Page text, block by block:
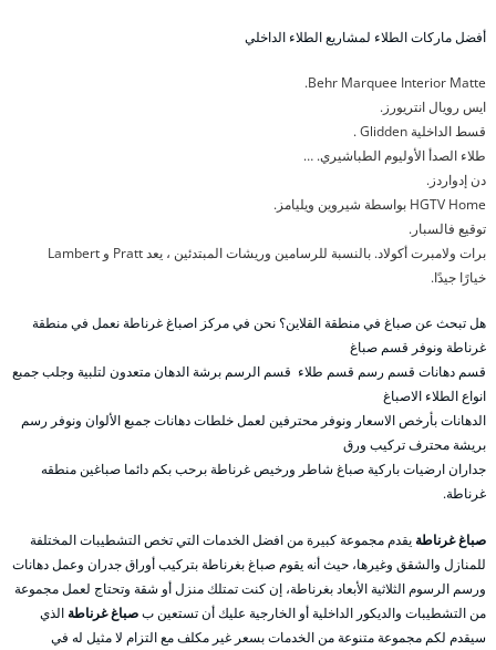
أفضل ماركات الطلاء لمشاريع الطلاء الداخلي
Behr Marquee Interior Matte.
ايس رويال انتريورز.
قسط الداخلية Glidden .
طلاء الصدأ الأوليوم الطباشيري. …
دن إدواردز.
HGTV Home بواسطة شيروين ويليامز.
توقيع فالسبار.
برات ولامبرت أكولاد. بالنسبة للرسامين وريشات المبتدئين ، يعد Pratt و Lambert
خيارًا جيدًا.
هل تبحث عن صباغ في منطقة القلاين؟ نحن في مركز اصباغ غرناطة نعمل في منطقة
غرناطة ونوفر قسم صباغ
قسم دهانات قسم رسم قسم طلاء قسم الرسم برشة الدهان متعدون لتلبية وجلب جمبع
انواع الطلاء الاصباغ
الدهانات بأرخص الاسعار ونوفر محترفين لعمل خلطات دهانات جمبع الألوان ونوفر رسم
بريشة محترف تركيب ورق
جداران ارضيات باركية صباغ شاطر ورخيص غرناطة برحب بكم دائما صباغين منطقه
غرناطة.
صباغ غرناطة يقدم مجموعة كبيرة من افضل الخدمات التي تخص التشطيبات المختلفة
للمنازل والشقق وغيرها، حيث أنه يقوم صباغ بغرناطة بتركيب أوراق جدران وعمل دهانات
ورسم الرسوم الثلاثية الأبعاد بغرناطة، إن كنت تمتلك منزل أو شقة وتحتاج لعمل مجموعة
من التشطيبات والديكور الداخلية أو الخارجية عليك أن تستعين بصباغ غرناطة الذي
سيقدم لكم مجموعة متنوعة من الخدمات بسعر غير مكلف مع التزام لا مثيل له في